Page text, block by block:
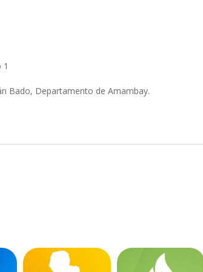
1
Bado, Departamento de Amambay.